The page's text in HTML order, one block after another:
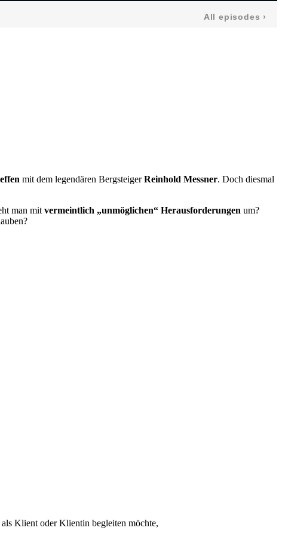
mit dem legendären BergsteigerReinhold Messner. Doch diesmal
man mit vermeintlich „unmöglichen“ Herausforderungen um?
Klient oder Klientin begleiten möchte,